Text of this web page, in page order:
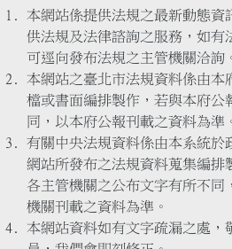
本網站係提供法規之最新動態資
供法規及法律諮詢之服務，如有
可逕向發布法規之主管機關洽詢
本網站之臺北市法規資料係由本
檔或書面編排製作，若與本府公
同，以本府公報刊載之資料為準
有關中央法規資料係由本系統於
網站所發布之法規資料蒐集編排
各主管機關之公布文字有所不同
機關刊載之資料為準。
本網站資料如有文字疏漏之處，